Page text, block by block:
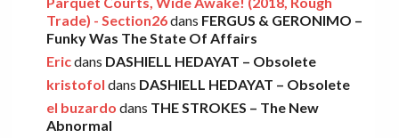
Léo · 9 décembre 2025
THE LEMON TWIGS – Go To School
Léo· 5 novembre 2025
Trade) - Section26dans FERGUS & GERONIMO –
Funky Was The State Of Affairs
Ericdans DASHIELL HEDAYAT – Obsolete
kristofol dans DASHIELL HEDAYAT – Obsolete
el buzardo dans THE STROKES – The New
Abnormal